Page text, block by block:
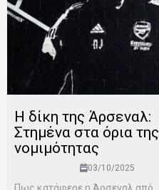
Η δίκη της Άρσεναλ:
Στημένα στα όρια της
νομιμότητας
03/10/2025